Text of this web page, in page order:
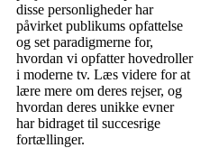
disse personligheder har
påvirket publikums opfattelse
og set paradigmerne for,
hvordan vi opfatter hovedroller
i moderne tv. Læs videre for at
lære mere om deres rejser, og
hvordan deres unikke evner
har bidraget til succesrige
fortællinger.